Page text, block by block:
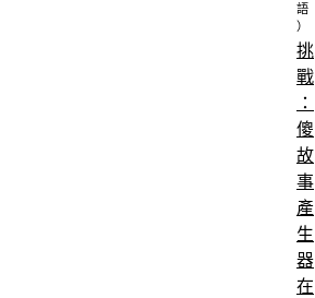
挑
戰
：
傻
故
事
產
生
器
在